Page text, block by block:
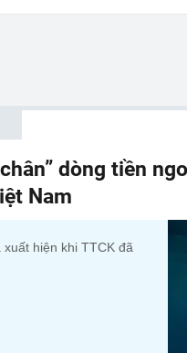
dòng tiền
Nam
hiện khi TTCK đã